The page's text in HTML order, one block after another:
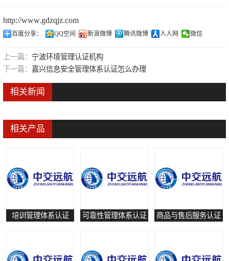
http://www.gdzqjz.com
百度分享： QQ空间 新浪微博 腾讯微博 人人网 微信
上一篇： 宁波环境管理认证机构
下一篇： 嘉兴信息安全管理体系认证怎么办理
相关新闻
相关产品
培训管理体系认证 可靠性管理体系认证 商品与售后服务认证
培训管理体系认证